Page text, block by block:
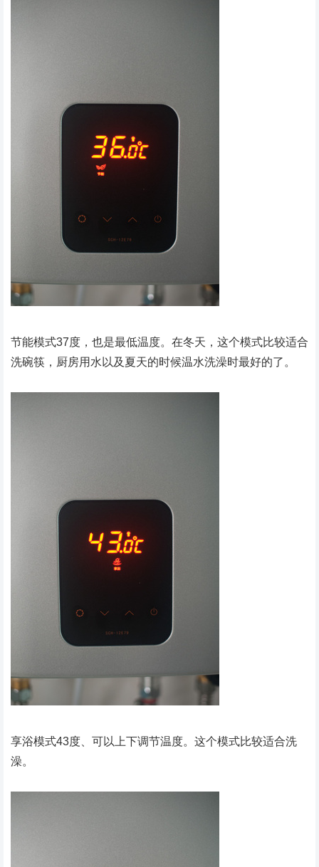
节能模式37度，也是最低温度。在冬天，这个模式比较适合
洗碗筷，厨房用水以及夏天的时候温水洗澡时最好的了。
享浴模式43度、可以上下调节温度。这个模式比较适合洗
澡。